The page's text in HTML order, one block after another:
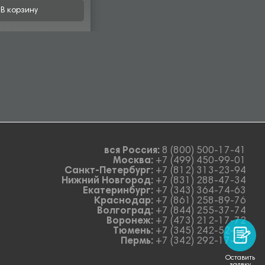
В корзину
вся Россия: 8 (800) 500-17-41
Москва: +7 (499) 450-99-01
Санкт-Петербург: +7 (812) 313-23-94
Нижний Новгород: +7 (831) 288-47-34
Екатеринбург: +7 (343) 364-74-63
Краснодар: +7 (861) 258-89-76
Волгоград: +7 (844) 255-37-74
Воронеж: +7 (473) 212-17-72
Тюмень: +7 (345) 242-52-78
Пермь: +7 (342) 292-17-27
Оставить